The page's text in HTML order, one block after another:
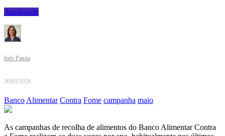
Atualidade
Inês Patola
30/05/2026
BancoAlimentar Contra Fome campanha maio
As campanhas de recolha de alimentos do Banco Alimentar Contra